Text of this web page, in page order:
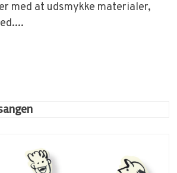
med at udsmykke materialer,